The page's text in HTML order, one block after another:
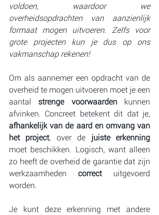
voldoen, waardoor we
overheidsopdrachten van aanzienlijk
formaat mogen uitvoeren. Zelfs voor
grote projecten kun je dus op ons
vakmanschap rekenen!
Om als aannemer een opdracht van de
overheid te mogen uitvoeren moet je een
aantal strenge voorwaarden kunnen
afhankelijk van de aard en omvang van
het project, over de juiste erkenning
moet beschikken. Logisch, want alleen
zo heeft de overheid de garantie dat zijn
werkzaamheden correct uitgevoerd
worden.
Je kunt deze erkenning met andere